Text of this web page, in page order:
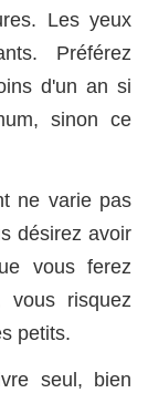
Les yeux
Préférez
d'un an si
sinon ce
ne varie pas
désirez avoir
vous ferez
vous risquez
petits.
seul, bien